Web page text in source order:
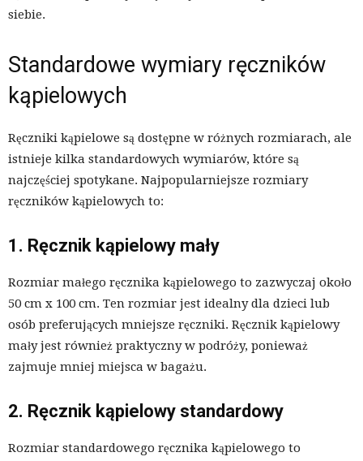
siebie.
Standardowe wymiary ręczników
kąpielowych
Ręczniki kąpielowe są dostępne w różnych rozmiarach, ale
istnieje kilka standardowych wymiarów, które są
najczęściej spotykane. Najpopularniejsze rozmiary
ręczników kąpielowych to:
1. Ręcznik kąpielowy mały
Rozmiar małego ręcznika kąpielowego to zazwyczaj około
50 cm x 100 cm. Ten rozmiar jest idealny dla dzieci lub
osób preferujących mniejsze ręczniki. Ręcznik kąpielowy
mały jest również praktyczny w podróży, ponieważ
zajmuje mniej miejsca w bagażu.
2. Ręcznik kąpielowy standardowy
Rozmiar standardowego ręcznika kąpielowego to